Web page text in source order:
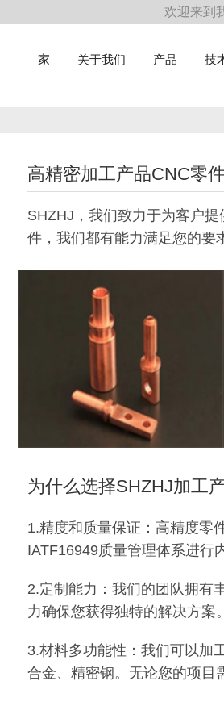
欢迎来到
家 关于我们 产品 技
高精密加工产品CNC零
SHZHJ，我们致力于为客户
件，我们都有能力满足您的要
为什么选择SHZHJ加工
1.精度和质量保证：高精度零
IATF16949质量管理体系进行
2.定制能力：我们的团队拥有
力确保您获得独特的解决方案。
3.材料多功能性：我们可以加
合金、精密钢。无论您的项目